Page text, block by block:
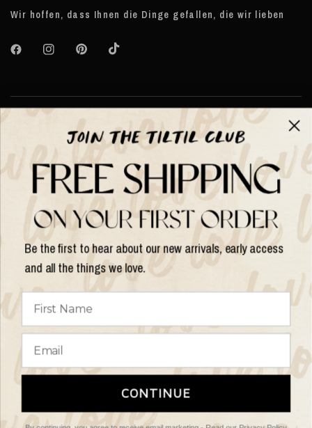
Wir hoffen, dass Ihnen die Dinge gefallen, die wir lieben
Über TILTIL
Help
Hilfe und Informationen
aktualisieren
© 2026 Things I Like Things I Love, Alle Rechte vorbehalten.
Be the first to hear about our new arrivals, early access
and all the things we love.
CONTINUE